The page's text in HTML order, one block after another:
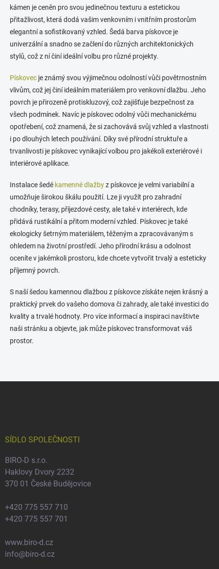
a
c
í
p
r
v
v
ý
p
i
s
u
kámen je ceněn pro svou jedinečnou texturu a estetickou
přitažlivost, která dodá vašim venkovním i vnitřním prostorům
elegantní a sofistikovaný vzhled. Šedá barva pískovce je
univerzální a snadno se začlení do různých architektonických
stylů, což z ní činí ideální volbu pro různé projekty.
Pískovec je známý svou výjimečnou odolností vůči povětrnostním
vlivům, což jej činí ideálním materiálem pro venkovní dlažbu. Jeho
povrch je přirozeně protiskluzový, což zajišťuje bezpečnost za
všech podmínek. Navíc je pískovec odolný vůči mechanickému
opotřebení, což znamená, že si zachovává svůj vzhled a vlastnosti
i po dlouhých letech používání. Díky své přírodní struktuře a
trvanlivosti je pískovec vynikající volbou pro jakékoli exteriérové i
interiérové aplikace.
Instalace šedé kamenné dlažbyz pískovce je velmi variabilní a
umožňuje širokou škálu použití. Lze ji využít pro zahradní
chodníky, terasy, příjezdové cesty, ale také v interiérech, kde
přidává rustikální a přitom moderní vzhled. Pískovec je také
ekologicky šetrným materiálem, těženým a zpracovávaným s
ohledem na životní prostředí. Jeho přírodní krásu a odolnost
oceníte v jakémkoli prostoru, kde chcete vytvořit trvalý a esteticky
příjemný povrch.
S naší šedou kamennou dlažbou z pískovce získáte nejen krásný a
praktický prvek do vašeho domova či zahrady, ale také investici do
kvality a trvalé hodnoty. Pro více informací a inspiraci navštivte
naši stránku a objevte, jak může pískovec transformovat váš
prostor.
SÍDLO SPOLEČNOSTI
BIRO-D s.r.o.
Haklovy Dvory 2232
370 01 České Budějovice
+420 775 557 710
+420 775 557 701
www.biro-d.cz
info@biro-d.cz